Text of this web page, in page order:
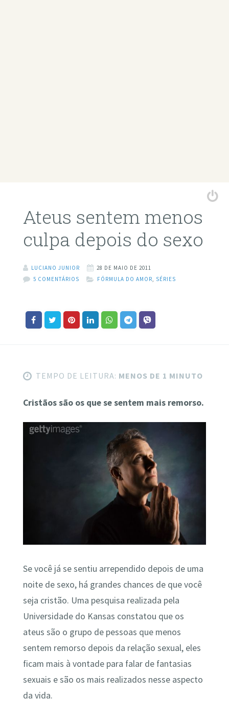
Ateus sentem menos
culpa depois do sexo
LUCIANO JUNIOR
28 DE MAIO DE 2011
5 COMENTÁRIOS
FÓRMULA DO AMOR SÉRIES
TEMPO DE LEITURA: MENOS DE 1 MINUTO
Cristãos são os que se sentem mais remorso.
Se você já se sentiu arrependido depois de uma
noite de sexo, há grandes chances de que você
seja cristão. Uma pesquisa realizada pela
Universidade do Kansas constatou que os
ateus são o grupo de pessoas que menos
sentem remorso depois da relação sexual, eles
ficam mais à vontade para falar de fantasias
sexuais e são os mais realizados nesse aspecto
da vida.